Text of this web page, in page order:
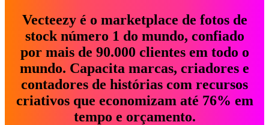
Vecteezy é o marketplace de fotos de
stock número 1 do mundo, confiado
por mais de 90.000 clientes em todo o
mundo. Capacita marcas, criadores e
contadores de histórias com recursos
criativos que economizam até 76% em
tempo e orçamento.